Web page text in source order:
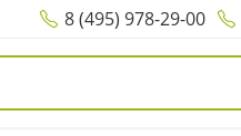
8 (495) 978-29-00